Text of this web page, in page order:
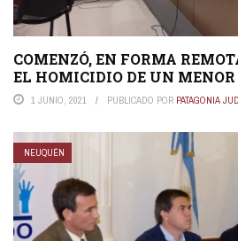
COMENZÓ, EN FORMA
EL HOMICIDIO DE UN
1 JUNIO, 2021 PUBLICADO POR PATAGONIA
NEUQUÉN